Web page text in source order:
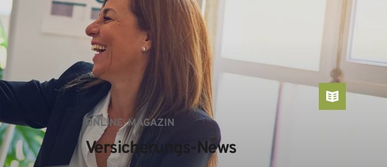
ONLINE-MAGAZIN
Versicherungs-News